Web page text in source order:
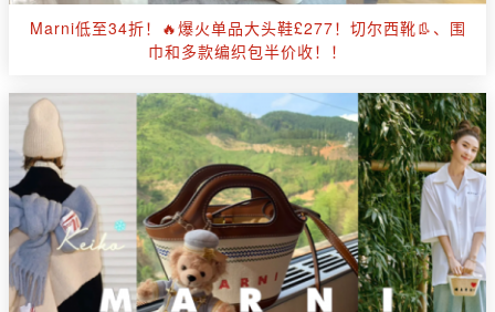
Marni低至34折！🔥爆火单品大头鞋£277！切尔西靴👢、围
巾和多款编织包半价收！！